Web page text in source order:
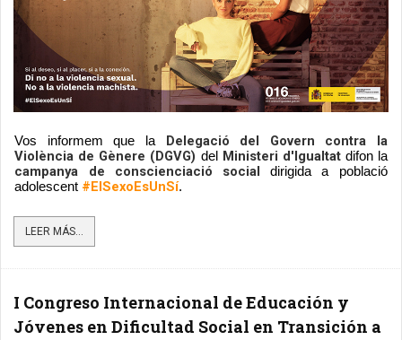
Vos informem que la Delegació del Govern contra la
Violència de Gènere (DGVG) del Ministeri d'Igualtat difon la
campanya de conscienciació social dirigida a població
adolescent #ElSexoEsUnSí.
LEER MÁS...
I Congreso Internacional de Educación y
Jóvenes en Dificultad Social en Transición a